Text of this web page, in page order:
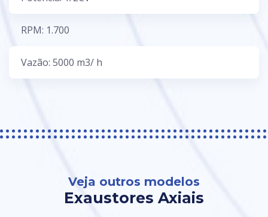
RPM: 1.700
Vazão: 5000 m3/ h
Veja outros modelos
Exaustores Axiais